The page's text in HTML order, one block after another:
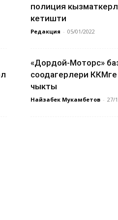
полиция
кетишти
Редакция - 05/01/2022
«Дордой-Моторс»
соодагерлери
чыкты
Найзабек Мукамбетов - 27/